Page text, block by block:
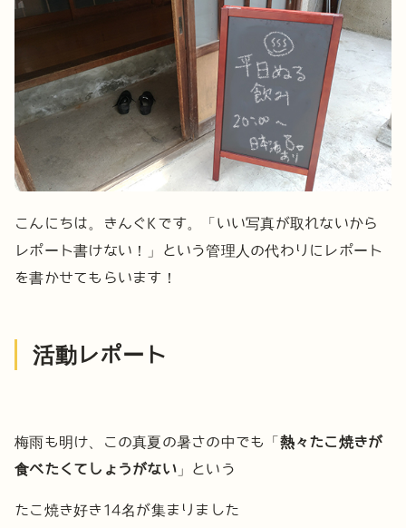
こんにちは。きんぐKです。
「いい写真が取れないから
レポート書けない！」という管理人の代わりにレポート
を書かせてもらいます！
活動レポート
梅雨も明け、この真夏の暑さの中でも「 熱々たこ焼きが
食べたくてしょうがない」という
たこ焼き好き14名が集まりました